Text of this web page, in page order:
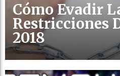
Cómo Evadir
Restricciones
2018